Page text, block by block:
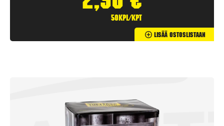
50kpl/kpt
Lisää Ostoslistaan